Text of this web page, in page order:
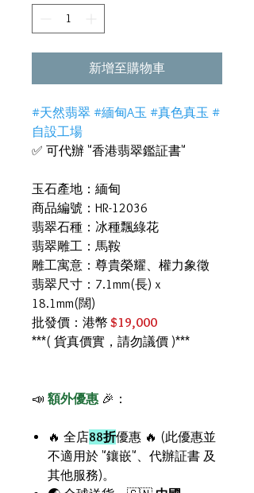
新增至購物車
#天然翡翠 #緬甸A玉 #真色真玉 #
自設工場
✅ 可代辦 "香港翡翠鑑証書"
玉石產地：緬甸
商品編號：HR-12036
翡翠石種：冰種飄綠花
翡翠雕工：馬鞍
雕工寓意：尊貴榮耀、權力象徵
翡翠尺寸：7.1mm(長) x
18.1mm(闊)
批發價：港幣 $19,000
***( 貨真價實，請勿議價 )***
📣 額外優惠 🎉：
🔥 全店88折優惠 🔥 (此優惠並
不適用於 "鑲嵌"、代辦証書 及
其他服務)。